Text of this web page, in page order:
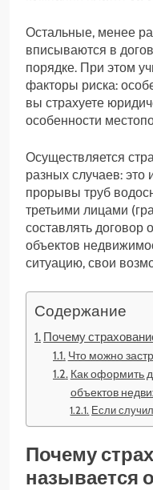
Остальные, менее
вписываются в
порядке. При этом
факторы риска:
вы страхуете
особенности
Осуществляется
разных случаев:
прорывы труб
третьими лицами
составлять договор
объектов
ситуацию, свои
Содержание
Почему
Что можно
Как оформить
объектов
Если
Почему
называется